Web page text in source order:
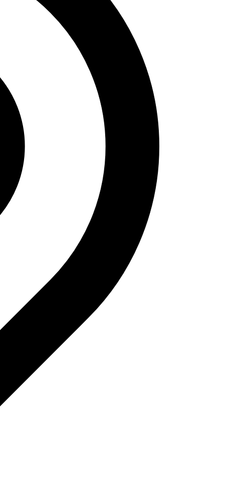
mặc bikini dưới đây sẽ mang đến cho bạn những
với bạn bè nhé!
bản thân. Hy vọng bài viết đã mang đến cho bạn trải
khác!
qua những bài viết sắc sảo tại Sử Sách.